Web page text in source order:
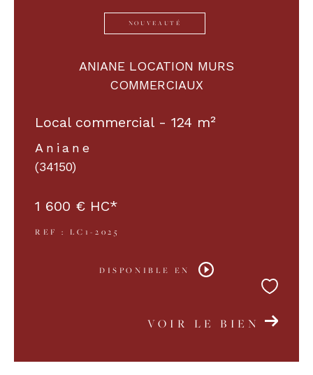
NOUVEAUTÉ
ANIANE LOCATION MURS
COMMERCIAUX
Local commercial - 124 m²
Aniane
(34150)
1 600 € HC*
REF : LC1-2025
DISPONIBLE EN
VOIR LE BIEN